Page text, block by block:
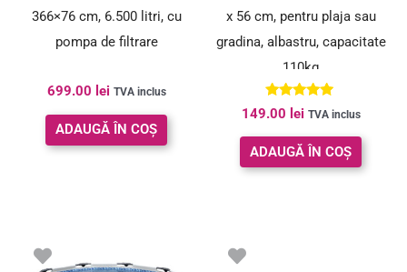
366×76 cm, 6.500 litri, cu
pompa de filtrare
699.00 lei TVA inclus
ADAUGĂ ÎN COȘ
x 56 cm, pentru plaja sau
gradina, albastru, capacitate
110kg
Evaluat la
4.80
din 5
149.00 lei TVA inclus
ADAUGĂ ÎN COȘ